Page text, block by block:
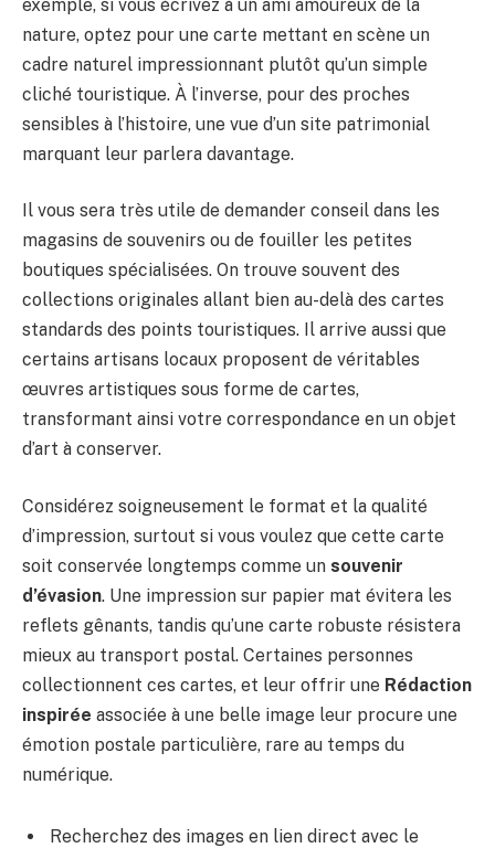
exemple, si vous écrivez à un ami amoureux de la
nature, optez pour une carte mettant en scène un
cadre naturel impressionnant plutôt qu’un simple
cliché touristique. À l’inverse, pour des proches
sensibles à l’histoire, une vue d’un site patrimonial
marquant leur parlera davantage.
Il vous sera très utile de demander conseil dans les
magasins de souvenirs ou de fouiller les petites
boutiques spécialisées. On trouve souvent des
collections originales allant bien au-delà des cartes
standards des points touristiques. Il arrive aussi que
certains artisans locaux proposent de véritables
œuvres artistiques sous forme de cartes,
transformant ainsi votre correspondance en un objet
d’art à conserver.
Considérez soigneusement le format et la qualité
d’impression, surtout si vous voulez que cette carte
soit conservée longtemps comme un souvenir
d’évasion. Une impression sur papier mat évitera les
reflets gênants, tandis qu’une carte robuste résistera
mieux au transport postal. Certaines personnes
collectionnent ces cartes, et leur offrir une Rédaction
inspirée associée à une belle image leur procure une
émotion postale particulière, rare au temps du
numérique.
Recherchez des images en lien direct avec le